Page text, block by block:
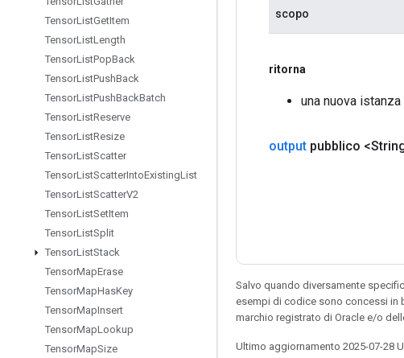
TensorListGetItem
TensorListLength
TensorListPopBack
TensorListPushBack
TensorListPushBackBatch
TensorListReserve
TensorListResize
TensorListScatter
TensorListScatterIntoExistingList
TensorListScatterV2
TensorListSetItem
TensorListSplit
TensorListStack
TensorMapErase
TensorMapHasKey
TensorMapInsert
TensorMapLookup
TensorMapSize
scopo
ritorna
una nuova
output pubblico
Salvo quando diversamente
esempi di codice sono concessi in
marchio registrato di Oracle e/o
Ultimo aggiornamento 2025-07-28